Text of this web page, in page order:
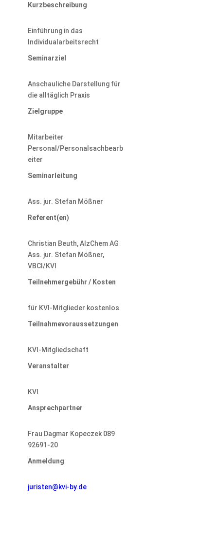
Kurzbeschreibung
Einführung in das
Individualarbeitsrecht
Seminarziel
Anschauliche Darstellung für
die alltäglich Praxis
Zielgruppe
Mitarbeiter
Personal/Personalsachbearb
eiter
Seminarleitung
Ass. jur. Stefan Mößner
Referent(en)
Christian Beuth, AlzChem AG
Ass. jur. Stefan Mößner,
VBCI/KVI
Teilnehmergebühr / Kosten
für KVI-Mitglieder kostenlos
Teilnahmevoraussetzungen
KVI-Mitgliedschaft
Veranstalter
KVI
Ansprechpartner
Frau Dagmar Kopeczek 089
92691-20
Anmeldung
juristen@kvi-by.de